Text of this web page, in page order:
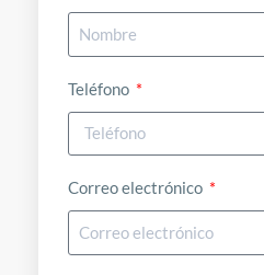
Teléfono
Correo electrónico